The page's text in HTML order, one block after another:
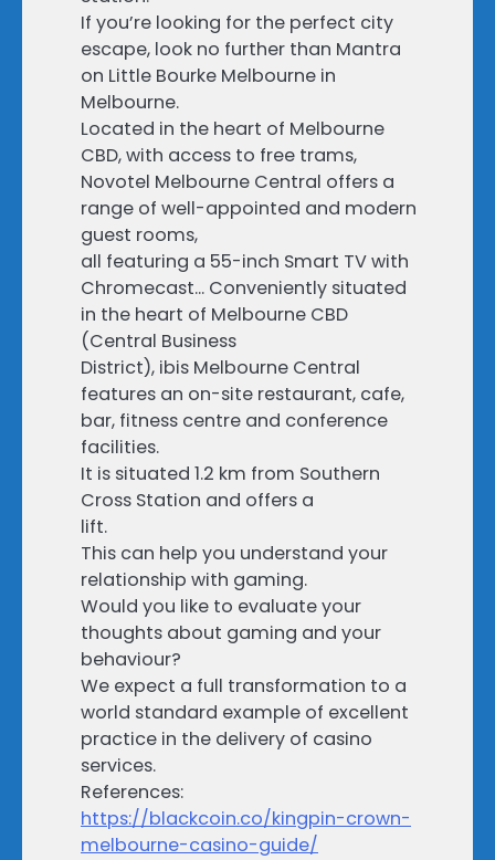
If you’re looking for the perfect city
escape, look no further than Mantra
on Little Bourke Melbourne in
Melbourne.
Located in the heart of Melbourne
CBD, with access to free trams,
Novotel Melbourne Central offers a
range of well-appointed and modern
guest rooms,
all featuring a 55-inch Smart TV with
Chromecast… Conveniently situated
in the heart of Melbourne CBD
(Central Business
District), ibis Melbourne Central
features an on-site restaurant, cafe,
bar, fitness centre and conference
facilities.
It is situated 1.2 km from Southern
Cross Station and offers a
lift.
This can help you understand your
relationship with gaming.
Would you like to evaluate your
thoughts about gaming and your
behaviour?
We expect a full transformation to a
world standard example of excellent
practice in the delivery of casino
services.
References:
https://blackcoin.co/kingpin-crown-
melbourne-casino-guide/